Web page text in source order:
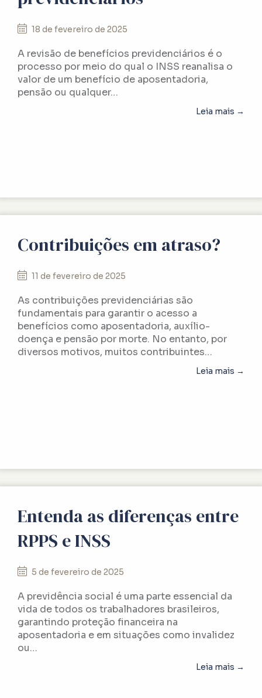
18 de fevereiro de 2025
A revisão de benefícios previdenciários é o
processo por meio do qual o INSS reanalisa o
valor de um benefício de aposentadoria,
pensão ou qualquer…
Leia mais →
Contribuições em atraso?
11 de fevereiro de 2025
As contribuições previdenciárias são
fundamentais para garantir o acesso a
benefícios como aposentadoria, auxílio-
doença e pensão por morte. No entanto, por
diversos motivos, muitos contribuintes…
Leia mais →
Entenda as diferenças entre
RPPS e INSS
5 de fevereiro de 2025
A previdência social é uma parte essencial da
vida de todos os trabalhadores brasileiros,
garantindo proteção financeira na
aposentadoria e em situações como invalidez
ou…
Leia mais →